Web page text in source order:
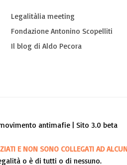
Legalitàlia meeting
Fondazione Antonino Scopelliti
Il blog di Aldo Pecora
antimafie | Sito 3.0 beta
E NON SONO COLLEGATI AD
o è di tutti o di nessuno.